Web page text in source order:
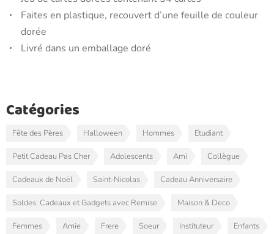
Catégories
Fête des Pères Halloween Hommes Etudiant
Petit Cadeau Pas Cher Adolescents Ami Collègue
Cadeaux de Noël Saint-Nicolas Cadeau Anniversaire
Soldes: Cadeaux et Gadgets avec Remise Maison & Deco
Femmes Amie Frere Soeur Instituteur Enfants
Faites en plastique, recouvert d’une feuille de couleur
dorée
Livré dans un emballage doré